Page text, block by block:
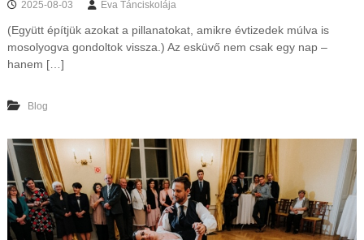
2025-08-03 Éva Tánciskolája
(Együtt építjük azokat a pillanatokat, amikre évtizedek múlva is
mosolyogva gondoltok vissza.) Az esküvő nem csak egy nap –
hanem […]
Blog